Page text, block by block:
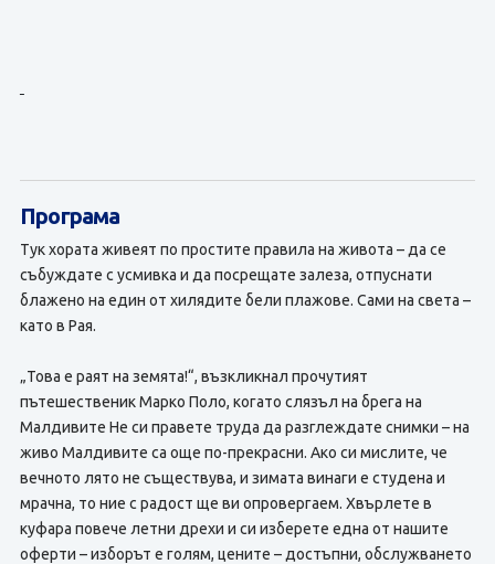
Програма
Тук хората живеят по простите правила на живота – да се
събуждате с усмивка и да посрещате залеза, отпуснати
блажено на един от хилядите бели плажове. Сами на света –
като в Рая.
„Това е раят на земята!“, възкликнал прочутият
пътешественик Марко Поло, когато слязъл на брега на
Малдивите Не си правете труда да разглеждате снимки – на
живо Малдивите са още по-прекрасни. Ако си мислите, че
вечното лято не съществува, и зимата винаги е студена и
мрачна, то ние с радост ще ви опровергаем. Хвърлете в
куфара повече летни дрехи и си изберете една от нашите
оферти – изборът е голям, цените – достъпни, обслужването